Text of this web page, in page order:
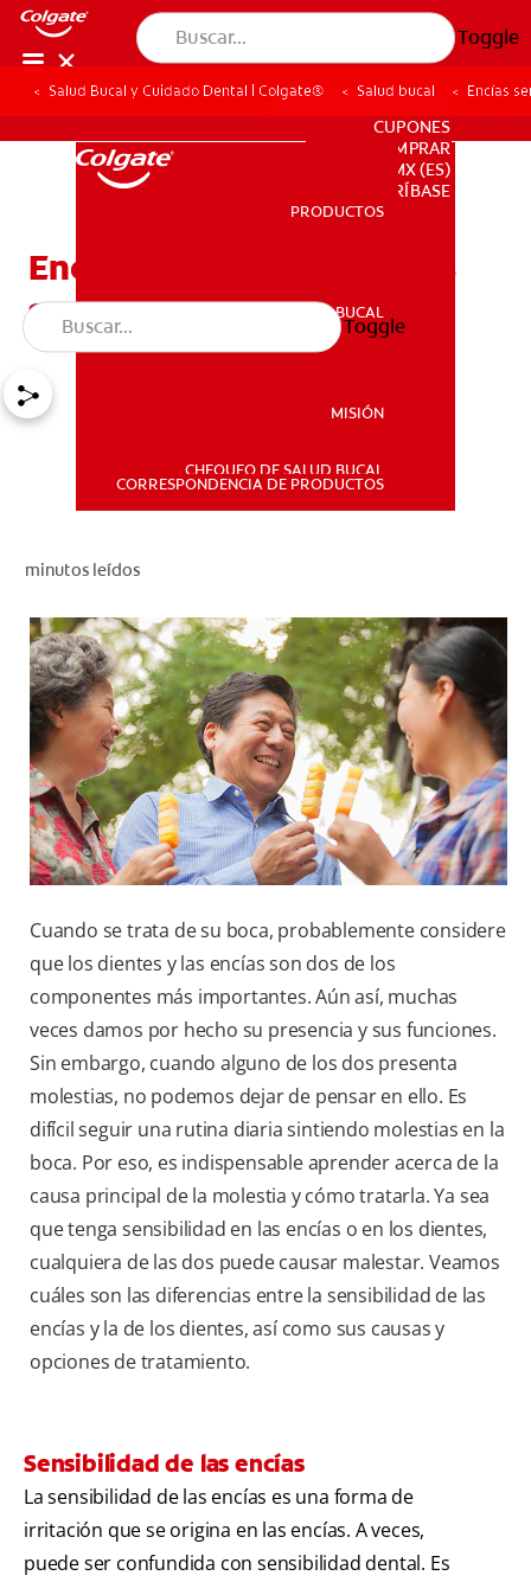
Toggle
PRODUCTOS
SALUD BUCAL
PARA PROFESIONALES
CUPONES
DONDE COMPRAR
MX (ES)
PARA PROFESIONALES
CUPONES
DONDE COMPRAR
MX (ES)
SUSCRÍBASE
PRODUCTOS
SALUD BUCAL
MISIÓN
CHEQUEO DE SALUD BUCAL
CORRESPONDENCIA DE PRODUCTOS
Toggle
Salud Bucal y Cuidado Dental | Colgate® Salud bucal Encías
Encías sensibles y dientes
sensibles
minutos leídos
Cuando se trata de su boca, probablemente considere
que los dientes y las encías son dos de los
componentes más importantes. Aún así, muchas
veces damos por hecho su presencia y sus funciones.
Sin embargo, cuando alguno de los dos presenta
molestias, no podemos dejar de pensar en ello. Es
difícil seguir una rutina diaria sintiendo molestias en la
boca. Por eso, es indispensable aprender acerca de la
causa principal de la molestia y cómo tratarla. Ya sea
que tenga sensibilidad en las encías o en los dientes,
cualquiera de las dos puede causar malestar. Veamos
cuáles son las diferencias entre la sensibilidad de las
encías y la de los dientes, así como sus causas y
opciones de tratamiento.
Sensibilidad de las encías
La sensibilidad de las encías es una forma de
irritación que se origina en las encías. A veces,
puede ser confundida con sensibilidad dental. Es